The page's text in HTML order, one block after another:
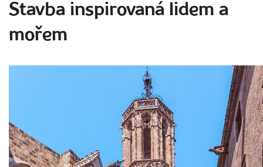
Stavba inspirovaná lidem a
mořem